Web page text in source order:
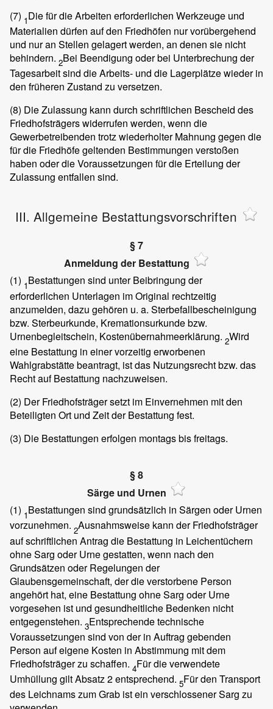
(7) 1Die für die Arbeiten erforderlichen Werkzeuge und
Materialien dürfen auf den Friedhöfen nur vorübergehend
und nur an Stellen gelagert werden, an denen sie nicht
behindern. 2Bei Beendigung oder bei Unterbrechung der
Tagesarbeit sind die Arbeits- und die Lagerplätze wieder in
den früheren Zustand zu versetzen.
(8) Die Zulassung kann durch schriftlichen Bescheid des
Friedhofsträgers widerrufen werden, wenn die
Gewerbetreibenden trotz wiederholter Mahnung gegen die
für die Friedhöfe geltenden Bestimmungen verstoßen
haben oder die Voraussetzungen für die Erteilung der
Zulassung entfallen sind.
III. Allgemeine Bestattungsvorschriften
§ 7
Anmeldung der Bestattung
(1) 1Bestattungen sind unter Beibringung der
erforderlichen Unterlagen im Original rechtzeitig
anzumelden, dazu gehören u. a. Sterbefallbescheinigung
bzw. Sterbeurkunde, Kremationsurkunde bzw.
Urnenbegleitschein, Kostenübernahmeerklärung. 2Wird
eine Bestattung in einer vorzeitig erworbenen
Wahlgrabstätte beantragt, ist das Nutzungsrecht bzw. das
Recht auf Bestattung nachzuweisen.
(2) Der Friedhofsträger setzt im Einvernehmen mit den
Beteiligten Ort und Zeit der Bestattung fest.
(3) Die Bestattungen erfolgen montags bis freitags.
§ 8
Särge und Urnen
(1) 1Bestattungen sind grundsätzlich in Särgen oder Urnen
vorzunehmen. 2Ausnahmsweise kann der Friedhofsträger
auf schriftlichen Antrag die Bestattung in Leichentüchern
ohne Sarg oder Urne gestatten, wenn nach den
Grundsätzen oder Regelungen der
Glaubensgemeinschaft, der die verstorbene Person
angehört hat, eine Bestattung ohne Sarg oder Urne
vorgesehen ist und gesundheitliche Bedenken nicht
entgegenstehen. 3Entsprechende technische
Voraussetzungen sind von der in Auftrag gebenden
Person auf eigene Kosten in Abstimmung mit dem
Friedhofsträger zu schaffen. 4Für die verwendete
Umhüllung gilt Absatz 2 entsprechend. 5Für den Transport
des Leichnams zum Grab ist ein verschlossener Sarg zu